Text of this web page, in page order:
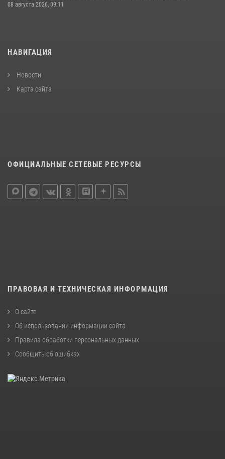
08 августа 2026, 09:11
НАВИГАЦИЯ
Новости
Карта сайта
ОФИЦИАЛЬНЫЕ СЕТЕВЫЕ РЕСУРСЫ
ПРАВОВАЯ И ТЕХНИЧЕСКАЯ ИНФОРМАЦИЯ
О сайте
Об использовании информации сайта
Правила обработки персональных данных
Сообщить об ошибках